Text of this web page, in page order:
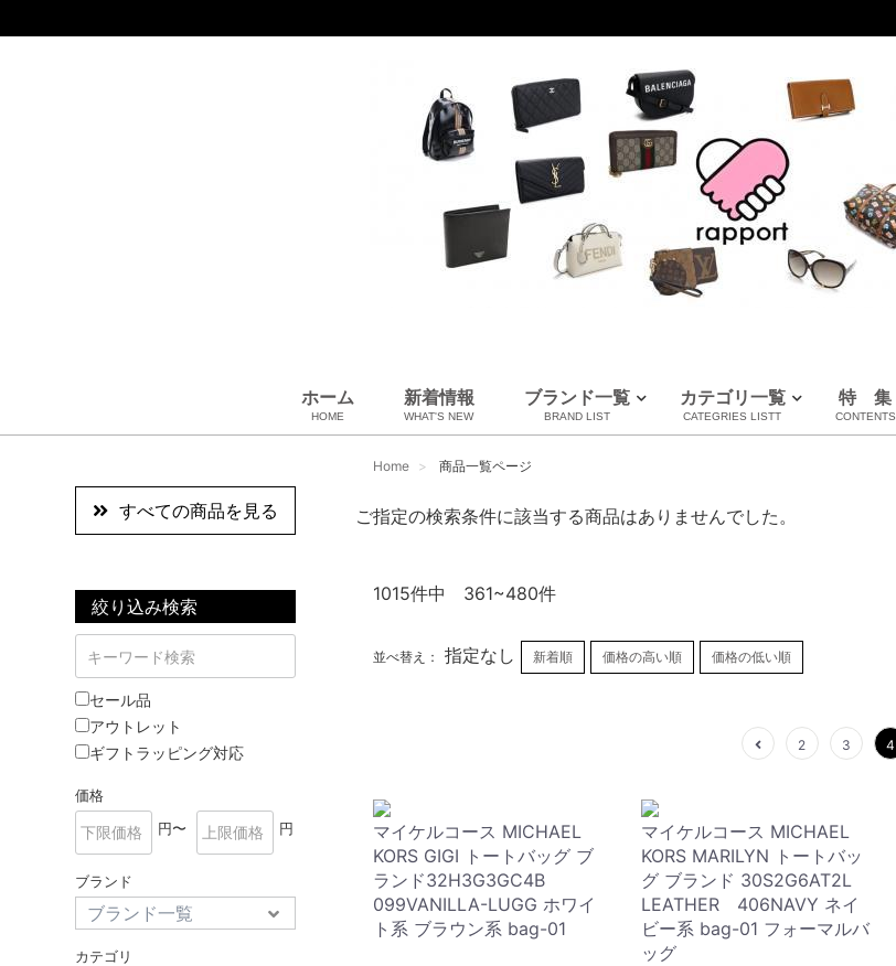
ホーム
HOME
新着情報
WHAT'S NEW
ブランド一覧
BRAND LIST
ルイヴィトン
シャネル
エルメス
全てのブランドを見る
カテゴリ一覧
CATEGRIES LISTT
バッグ＆ポーチ
アロマ＆フレグランス
雑貨・その他
USED Hermès
USED CHANEL
USED other
特 集
CONTENTS
Home 商品一覧ページ
すべての商品を見る
絞り込み検索
セール品
アウトレット
ギフトラッピング対応
価格
円〜
円
ブランド
カテゴリ
ご指定の検索条件に該当する商品はありませんでした。
1015件中 361~480件
並べ替え： 指定なし 新着順 価格の高い順 価格の低い順
2 3 4
マイケルコース MICHAEL
KORS GIGI トートバッグ ブ
ランド32H3G3GC4B
099VANILLA-LUGG ホワイ
ト系 ブラウン系 bag-01
マイケルコース MICHAEL
KORS MARILYN トートバッ
グ ブランド 30S2G6AT2L
LEATHER 406NAVY ネイ
ビー系 bag-01 フォーマルバ
ッグ